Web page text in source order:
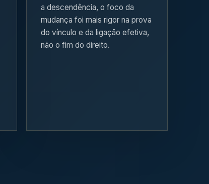
a descendência, o foco da
mudança foi mais rigor na prova
do vínculo e da ligação efetiva,
não o fim do direito.